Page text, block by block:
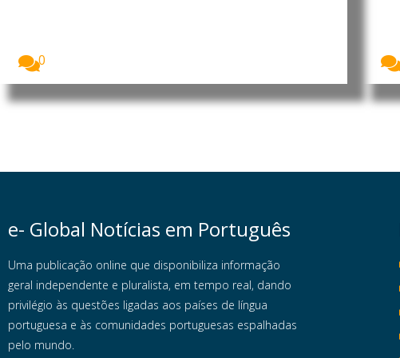
0
e- Global Notícias em Português
Uma publicação online que disponibiliza informação
geral independente e pluralista, em tempo real, dando
privilégio às questões ligadas aos países de língua
portuguesa e às comunidades portuguesas espalhadas
pelo mundo.